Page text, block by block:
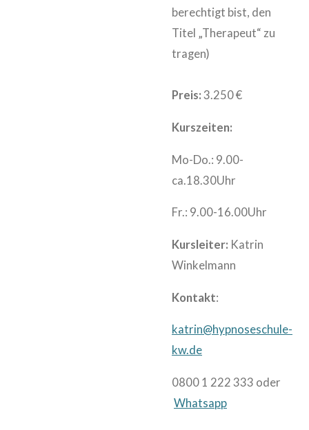
berechtigt bist, den
Titel „Therapeut“ zu
tragen)
Preis: 3.250 €
Kurszeiten:
Mo-Do.: 9.00-
ca.18.30Uhr
Fr.: 9.00-16.00Uhr
Kursleiter: Katrin
Winkelmann
Kontakt:
katrin@hypnoseschule-
kw.de
0800 1 222 333 oder
Whatsapp